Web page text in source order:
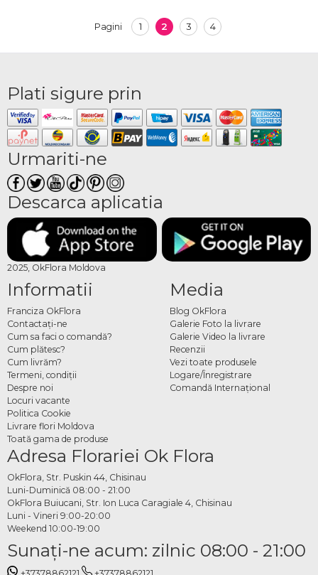
Pagini 1 2 3 4
Plati sigure prin
Urmariti-ne
Descarca aplicatia
2025, OkFlora Moldova
Informatii
Franciza OkFlora
Contactaţi-ne
Cum sa faci o comandă?
Cum plătesc?
Cum livrăm?
Termeni, condiţii
Despre noi
Locuri vacante
Politica Cookie
Livrare flori Moldova
Toată gama de produse
Media
Blog OkFlora
Galerie Foto la livrare
Galerie Video la livrare
Recenzii
Vezi toate produsele
Logare/Înregistrare
Comandă Internațional
Adresa Florariei Ok Flora
OkFlora, Str. Puskin 44, Chisinau
Luni-Duminică 08:00 - 21:00
OkFlora Buiucani, Str. Ion Luca Caragiale 4, Chisinau
Luni - Vineri 9:00-20:00
Weekend 10:00-19:00
Sunaţi-ne acum: zilnic 08:00 - 21:00